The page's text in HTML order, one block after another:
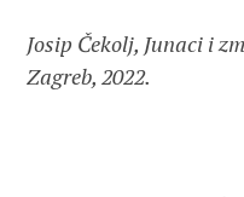
Josip Čekolj, Junaci i
Zagreb, 2022.